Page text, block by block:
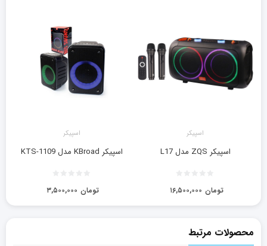
اسپیکر
اسپیکر ZQS مدل L17
۱۶,۵۰۰,۰۰۰ تومان
اسپیکر
اسپیکر KBroad مدل KTS-1109
۳,۵۰۰,۰۰۰ تومان
محصولات مرتبط